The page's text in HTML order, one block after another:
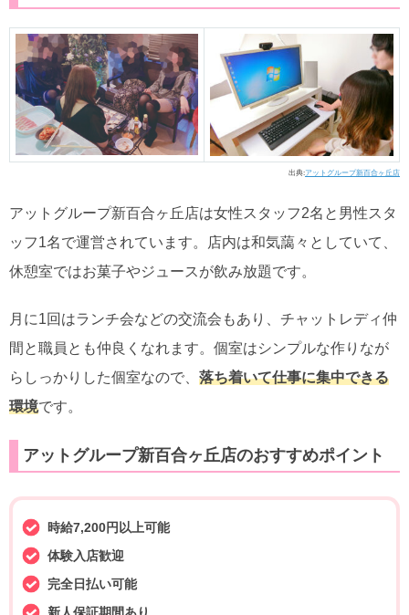
出典:アットグループ新百合ヶ丘店
アットグループ新百合ヶ丘店は女性スタッフ2名と男性スタ
ッフ1名で運営されています。店内は和気藹々としていて、
休憩室ではお菓子やジュースが飲み放題です。
月に1回はランチ会などの交流会もあり、チャットレディ仲
間と職員とも仲良くなれます。個室はシンプルな作りなが
らしっかりした個室なので、 落ち着いて仕事に集中できる
環境です。
アットグループ新百合ヶ丘店のおすすめポイント
時給7,200円以上可能
体験入店歓迎
完全日払い可能